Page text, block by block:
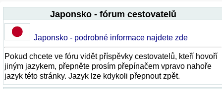
Japonsko - fórum cestovatelů
Japonsko - podrobné informace najdete zde
Pokud chcete ve fóru vidět příspěvky cestovatelů, kteří hovoří
jiným jazykem, přepněte prosím přepínačem vpravo nahoře
jazyk této stránky. Jazyk lze kdykoli přepnout zpět.